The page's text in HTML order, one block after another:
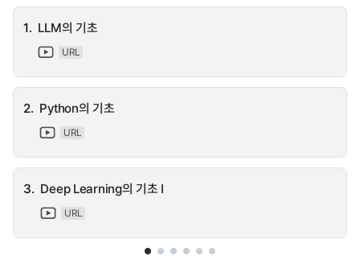
1. LLM의 기초
URL
2. Python의 기초
URL
3. Deep Learning의 기초 I
URL